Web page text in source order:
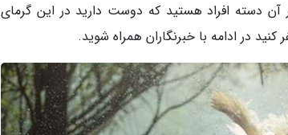
آن دسته افراد هستید که دوست دارید در این گرمای
در ادامه با خبرنگاران همراه شوید.